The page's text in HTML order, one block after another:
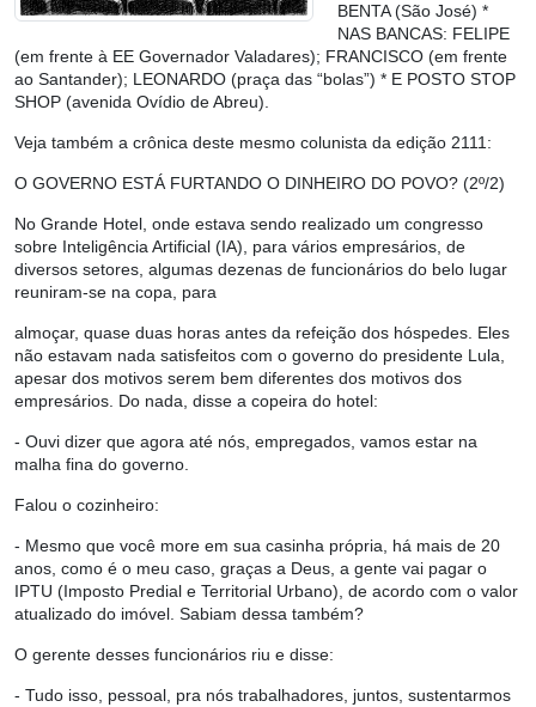
BENTA (São José) *
NAS BANCAS: FELIPE
(em frente à EE Governador Valadares); FRANCISCO (em frente
ao Santander); LEONARDO (praça das “bolas”) * E POSTO STOP
SHOP (avenida Ovídio de Abreu).
Veja também a crônica deste mesmo colunista da edição 2111:
O GOVERNO ESTÁ FURTANDO O DINHEIRO DO POVO? (2º/2)
No Grande Hotel, onde estava sendo realizado um congresso
sobre Inteligência Artificial (IA), para vários empresários, de
diversos setores, algumas dezenas de funcionários do belo lugar
reuniram-se na copa, para
almoçar, quase duas horas antes da refeição dos hóspedes. Eles
não estavam nada satisfeitos com o governo do presidente Lula,
apesar dos motivos serem bem diferentes dos motivos dos
empresários. Do nada, disse a copeira do hotel:
- Ouvi dizer que agora até nós, empregados, vamos estar na
malha fina do governo.
Falou o cozinheiro:
- Mesmo que você more em sua casinha própria, há mais de 20
anos, como é o meu caso, graças a Deus, a gente vai pagar o
IPTU (Imposto Predial e Territorial Urbano), de acordo com o valor
atualizado do imóvel. Sabiam dessa também?
O gerente desses funcionários riu e disse:
- Tudo isso, pessoal, pra nós trabalhadores, juntos, sustentarmos